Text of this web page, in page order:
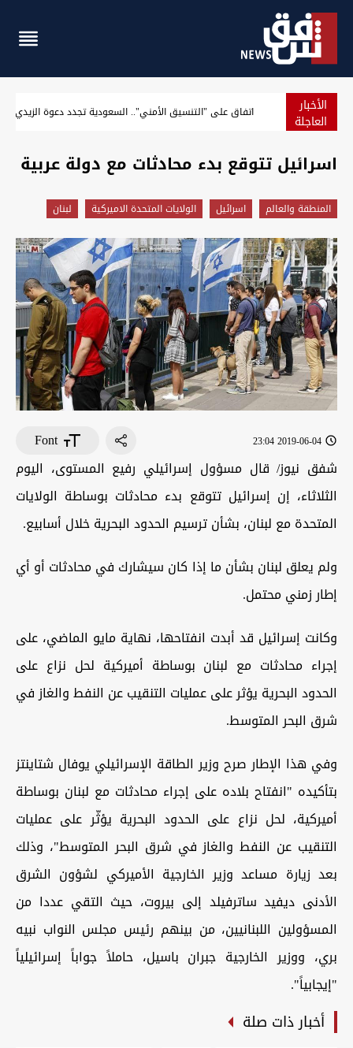
الأخبار
العاجلة مسؤول أميركي: سنرفع الحصار فور الاتفاق على استئناف الشحن
اسرائيل تتوقع بدء محادثات مع دولة عربية
المنطقة والعالم اسرائيل الولايات المتحدة الاميركية لبنان
2019-06-04 23:04
Font
شفق نيوز/ قال مسؤول إسرائيلي رفيع المستوى، اليوم
الثلاثاء، إن إسرائيل تتوقع بدء محادثات بوساطة الولايات
المتحدة مع لبنان، بشأن ترسيم الحدود البحرية خلال أسابيع.
ولم يعلق لبنان بشأن ما إذا كان سيشارك في محادثات أو أي
إطار زمني محتمل.
وكانت إسرائيل قد أبدت انفتاحها، نهاية مايو الماضي، على
إجراء محادثات مع لبنان بوساطة أميركية لحل نزاع على
الحدود البحرية يؤثر على عمليات التنقيب عن النفط والغاز في
شرق البحر المتوسط.
وفي هذا الإطار صرح وزير الطاقة الإسرائيلي يوفال شتاينتز
بتأكيده "انفتاح بلاده على إجراء محادثات مع لبنان بوساطة
أميركية، لحل نزاع على الحدود البحرية يؤثّر على عمليات
التنقيب عن النفط والغاز في شرق البحر المتوسط"، وذلك
بعد زيارة مساعد وزير الخارجية الأميركي لشؤون الشرق
الأدنى ديفيد ساترفيلد إلى بيروت، حيث التقي عددا من
المسؤولين اللبنانيين، من بينهم رئيس مجلس النواب نبيه
بري، ووزير الخارجية جبران باسيل، حاملاً جواباً إسرائيلياً
"إيجابياً".
أخبار ذات صلة